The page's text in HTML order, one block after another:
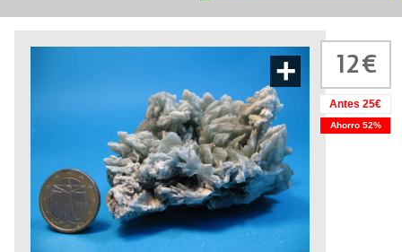
+ 12
Antes 25€
Ahorro 52%